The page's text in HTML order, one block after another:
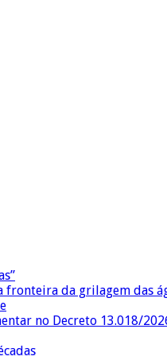
fronteira da grilagem das
no Decreto 13.018/